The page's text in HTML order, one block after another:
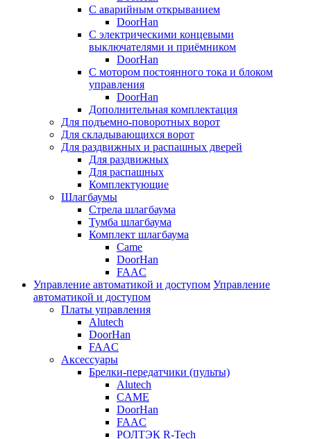
С аварийным открыванием
DoorHan
С электрическими концевыми
выключателями и приёмником
DoorHan
С мотором постоянного тока и блоком
управления
DoorHan
Дополнительная комплектация
Для подъемно-поворотных ворот
Для складывающихся ворот
Для раздвижных и распашных дверей
Для раздвижных
Для распашных
Комплектующие
Шлагбаумы
Стрела шлагбаума
Тумба шлагбаума
Комплект шлагбаума
Came
DoorHan
FAAC
Управление автоматикой и доступом Управление
автоматикой и доступом
Платы управления
Alutech
DoorHan
FAAC
Аксессуары
Брелки-передатчики (пульты)
Alutech
CAME
DoorHan
FAAC
РОЛТЭК R-Tech